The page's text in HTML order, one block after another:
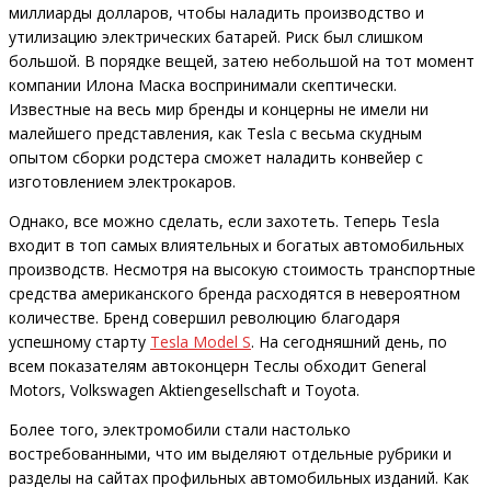
миллиарды долларов, чтобы наладить производство и
утилизацию электрических батарей. Риск был слишком
большой. В порядке вещей, затею небольшой на тот момент
компании Илона Маска воспринимали скептически.
Известные на весь мир бренды и концерны не имели ни
малейшего представления, как Tesla с весьма скудным
опытом сборки родстера сможет наладить конвейер с
изготовлением электрокаров.
Однако, все можно сделать, если захотеть. Теперь Tesla
входит в топ самых влиятельных и богатых автомобильных
производств. Несмотря на высокую стоимость транспортные
средства американского бренда расходятся в невероятном
количестве. Бренд совершил революцию благодаря
успешному старту Tesla Model S. На сегодняшний день, по
всем показателям автоконцерн Теслы обходит General
Motors, Volkswagen Aktiengesellschaft и Toyota.
Более того, электромобили стали настолько
востребованными, что им выделяют отдельные рубрики и
разделы на сайтах профильных автомобильных изданий. Как